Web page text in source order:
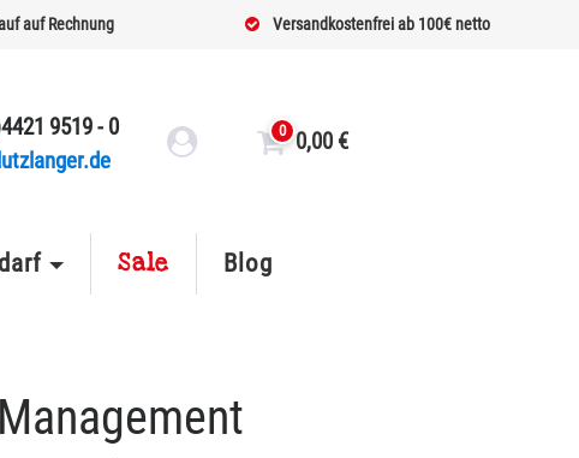
auf Rechnung Versandkostenfrei ab 100€ netto
9519 - 0
0 0,00 €
Sale Blog